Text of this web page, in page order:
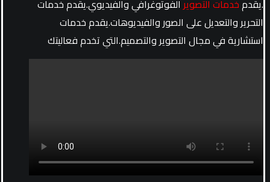
.يقدمخدمات التصوير الفوتوغرافي والفيديوي.يقدم خدمات
التحرير والتعديل على الصور والفيديوهات.يقدم خدمات
استشارية في مجال التصوير والتصميم.التي تخدم فعاليتك